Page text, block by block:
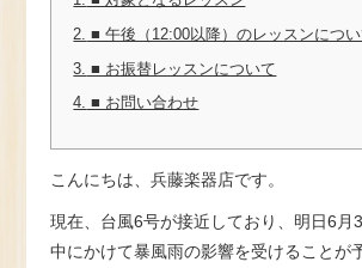
2. ■ 午後（12:00以降）のレッスンにつ
3. ■ お振替レッスンについて
4. ■ お問い合わせ
こんにちは、兵藤楽器店です。
現在、台風6号が接近しており、明日6月
中にかけて暴風雨の影響を受けることが